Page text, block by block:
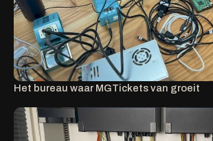
Het bureau waar MGTickets van groeit